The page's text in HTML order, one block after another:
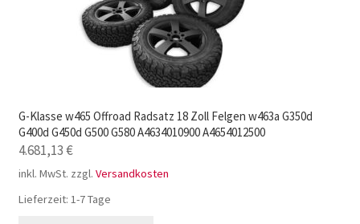
G-Klasse w465 Offroad Radsatz 18 Zoll Felgen w463a G350d
G400d G450d G500 G580 A4634010900 A4654012500
4.681,13€
inkl. MwSt. zzgl. Versandkosten
Lieferzeit: 1-7 Tage